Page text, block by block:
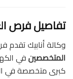
تفاصيل فرص
وكالة أنابيك تقدم
المتخصصينفي
كبرى متخصصة في